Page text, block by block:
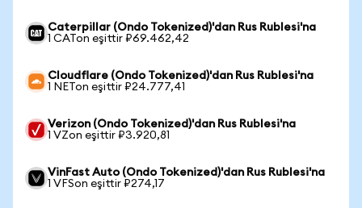
Caterpillar (Ondo Tokenized)'dan Rus Rublesi'na
1 CATon eşittir ₽69.462,42
Cloudflare (Ondo Tokenized)'dan Rus Rublesi'na
1 NETon eşittir ₽24.777,41
Verizon (Ondo Tokenized)'dan Rus Rublesi'na
1 VZon eşittir ₽3.920,81
VinFast Auto (Ondo Tokenized)'dan Rus Rublesi'na
1 VFSon eşittir ₽274,17